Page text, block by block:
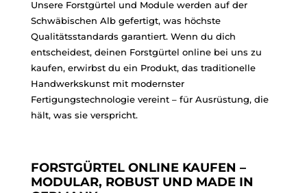
Unsere Forstgürtel und Module werden auf der
Schwäbischen Alb gefertigt, was höchste
Qualitätsstandards garantiert. Wenn du dich
entscheidest, deinen Forstgürtel online bei uns zu
kaufen, erwirbst du ein Produkt, das traditionelle
Handwerkskunst mit modernster
Fertigungstechnologie vereint – für Ausrüstung, die
hält, was sie verspricht.
FORSTGÜRTEL ONLINE KAUFEN –
MODULAR, ROBUST UND MADE IN